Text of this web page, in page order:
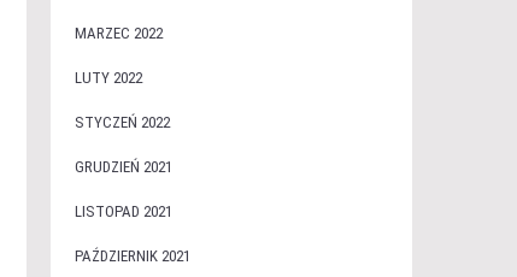
MARZEC 2022
LUTY 2022
STYCZEŃ 2022
GRUDZIEŃ 2021
LISTOPAD 2021
PAŹDZIERNIK 2021